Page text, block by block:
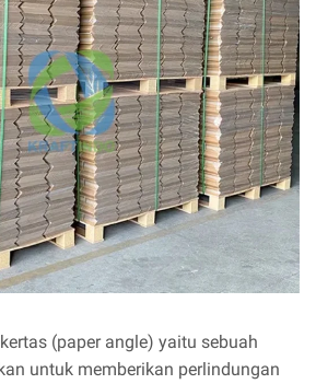
(paper angle) yaitu sebuah
untuk memberikan perlindungan